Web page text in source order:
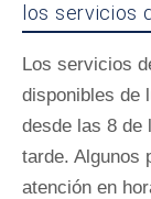
los servicios
Los servicios
disponibles de
desde las 8 de
tarde. Algunos
atención en